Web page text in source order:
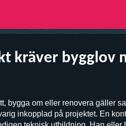
kräver bygglov
bygga om eller renovera gäller
inkopplad på projektet. En